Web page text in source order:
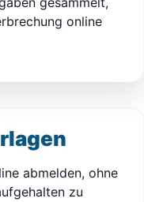
online
abmelden, ohne
zu